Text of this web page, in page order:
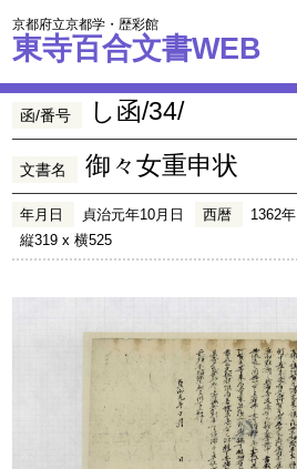
京都府立京都学・歴彩館
東寺百合文書WEB
函/番号 し函/34/
文書名 御々女重申状
年月日 貞治元年10月日 西暦 1362年
縦319 x 横525